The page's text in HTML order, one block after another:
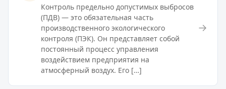
Контроль предельно допустимых выбросов
(ПДВ) — это обязательная часть
производственного экологического
контроля (ПЭК). Он представляет собой
постоянный процесс управления
воздействием предприятия на
атмосферный воздух. Его […]
→